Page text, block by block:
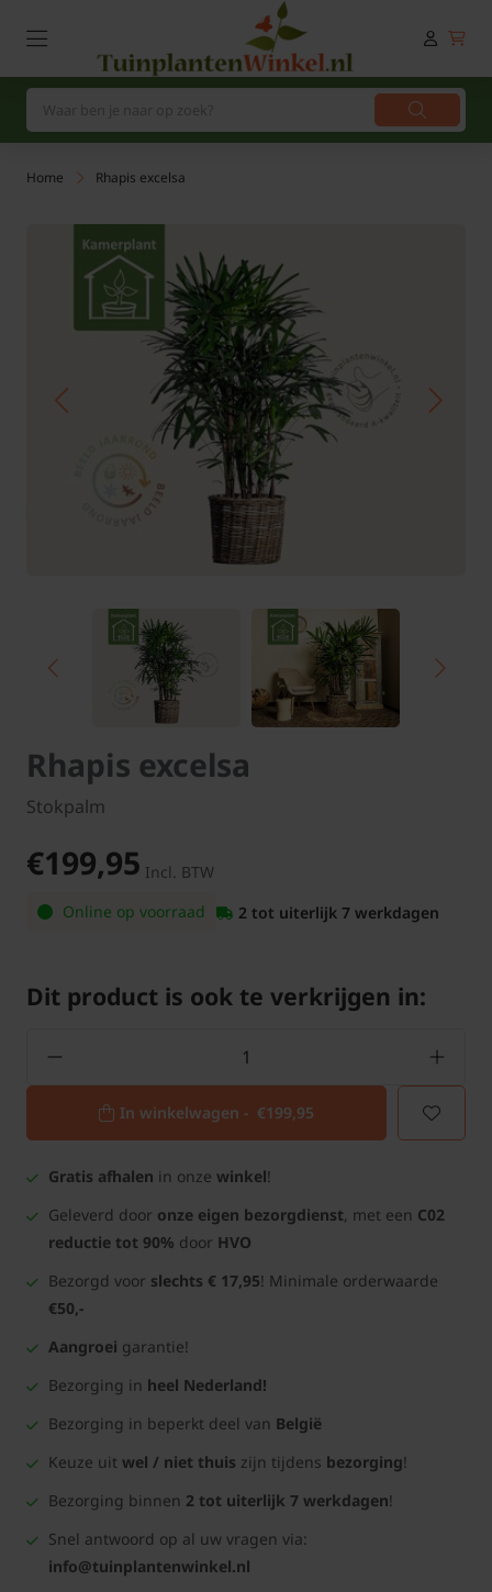
Home Rhapis excelsa
Rhapis excelsa
Stokpalm
€199,95 Incl. BTW
Online op voorraad
2 tot uiterlijk 7 werkdagen
Dit product is ook te verkrijgen in:
In winkelwagen - €199,95
Gratis afhalen in onze winkel!
Geleverd door onze eigen bezorgdienst, met een C02
reductie tot 90% door HVO
Bezorgd voor slechts € 17,95! Minimale orderwaarde
€50,-
Aangroei garantie!
Bezorging in heel Nederland!
Bezorging in beperkt deel van België
Keuze uit wel / niet thuis zijn tijdens bezorging!
Bezorging binnen 2 tot uiterlijk 7 werkdagen!
Snel antwoord op al uw vragen via:
info@tuinplantenwinkel.nl